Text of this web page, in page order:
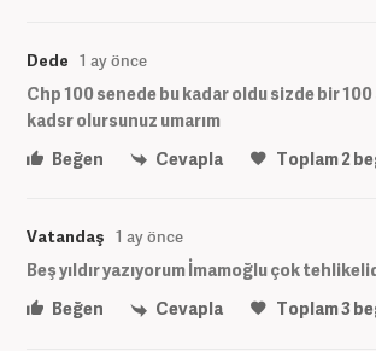
Dede 1 ay önce
Chp 100 senede bu kadar oldu sizde bir
kadsr olursunuz umarım
Beğen
Cevapla Toplam2
Vatandaş 1 ay önce
Beş yıldır yazıyorum İmamoğlu çok
Beğen
Cevapla Toplam3